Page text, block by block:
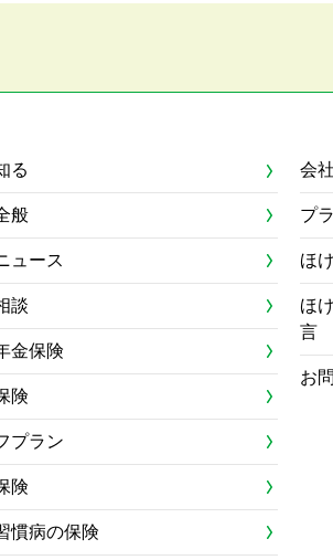
る
般
ュース
談
金保険
険
プラン
険
慣病の保険
会
プ
ほ
ほ
言
お